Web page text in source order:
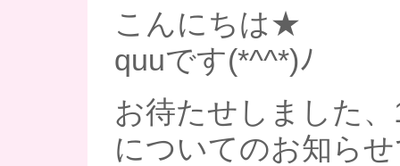
こんにちは★
quuです(*^^*)ﾉ
お待たせしました
についてのお知ら